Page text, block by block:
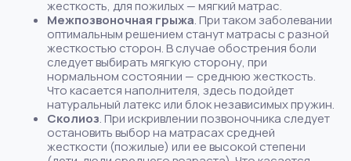
жесткость, для пожилых — мягкий матрас.
Межпозвоночная грыжа. При таком заболевании
оптимальным решением станут матрасы с разной
жесткостью сторон. В случае обострения боли
следует выбирать мягкую сторону, при
нормальном состоянии — среднюю жесткость.
Что касается наполнителя, здесь подойдет
натуральный латекс или блок независимых пружин.
Сколиоз. При искривлении позвоночника следует
остановить выбор на матрасах средней
жесткости (пожилые) или ее высокой степени